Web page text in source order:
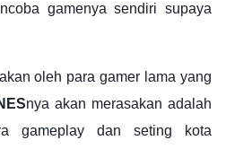
gamenya sendiri supaya
oleh para gamer lama yang
nya akan merasakan adalah
gameplay dan seting kota